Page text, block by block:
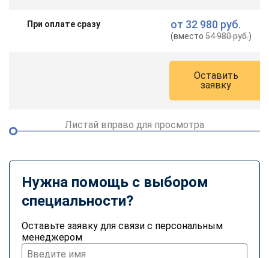
При оплате сразу от 32 980 руб.
(вместо54 980 руб.)
Оставить
заявку
Листай вправо для просмотра
Нужна помощь с выбором
специальности?
Оставьте заявку для связи с персональным
менеджером